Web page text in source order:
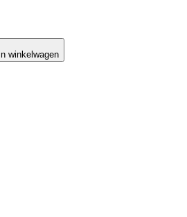
In winkelwagen